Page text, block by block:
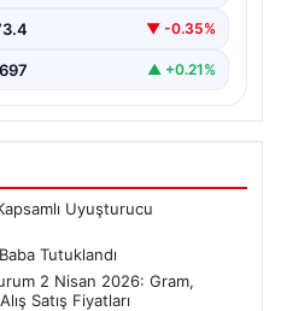
▼ -0.35%
▲ +0.21%
Uyuşturucu
Tutuklandı
2 Nisan 2026: Gram,
Satış Fiyatları